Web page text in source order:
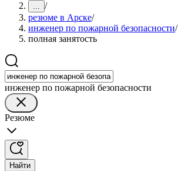
... /
резюме в Арске/
инженер по пожарной безопасности/
полная занятость
инженер по пожарной безопасности
Резюме
Найти